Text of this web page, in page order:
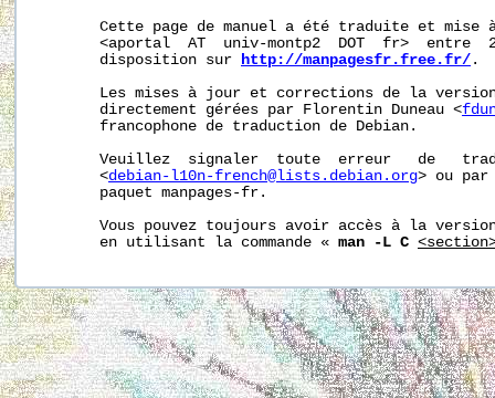
Cette page de manuel a été traduite et mise
<aportal  AT  univ-montp2  DOT  fr>  entre
       disposition sur
http://manpagesfr.free.fr/ .
Les mises à jour et corrections de la
       directement gérées par Florentin Duneau <
       francophone de traduction de Debian.
Veuillez  signaler  toute  erreur   de
       <
debian-l10n-french@lists.debian.org> ou par
       paquet manpages-fr.
Vous pouvez toujours avoir accès à la
       en utilisant la commande «
man -L C